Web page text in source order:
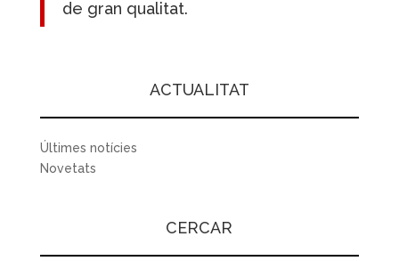
de gran qualitat.
ACTUALITAT
Últimes notícies
Novetats
CERCAR